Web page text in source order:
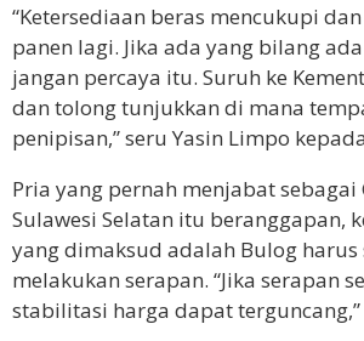
“Ketersediaan beras mencukupi
panen lagi. Jika ada yang bilang
jangan percaya itu. Suruh ke
dan tolong tunjukkan di mana
penipisan,” seru Yasin Limpo
Pria yang pernah menjabat
Sulawesi Selatan itu beranggapan,
yang dimaksud adalah Bulog harus
melakukan serapan. “Jika serapan
stabilitasi harga dapat